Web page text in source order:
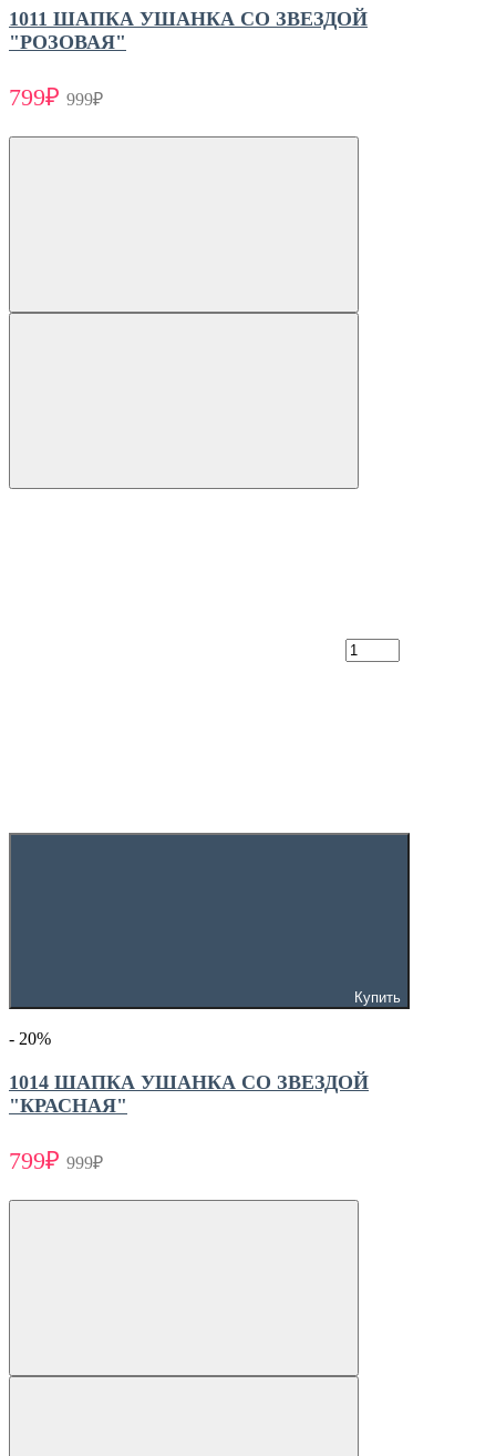
1011 ШАПКА УШАНКА СО ЗВЕЗДОЙ
"РОЗОВАЯ"
799₽ 999₽
Купить
- 20%
1014 ШАПКА УШАНКА СО ЗВЕЗДОЙ
"КРАСНАЯ"
799₽ 999₽